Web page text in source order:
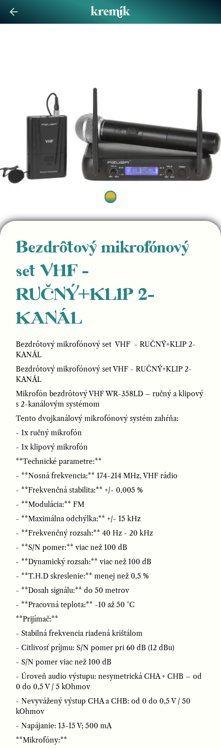
Bezdrôtový mikrofónový
set VHF -
RUČNÝ+KLIP 2-
KANÁL
Bezdrôtový mikrofónový set VHF - RUČNÝ+KLIP 2-
KANÁL
Bezdrôtový mikrofónový set VHF - RUČNÝ+KLIP 2-
KANÁL
Mikrofón bezdrôtový VHF WR-358LD – ručný a klipový
s 2-kanálovým systémom
Tento dvojkanálový mikrofónový systém zahŕňa:
- 1x ručný mikrofón
- 1x klipový mikrofón
**Technické parametre:**
- **Nosná frekvencia:** 174-214 MHz, VHF rádio
- **Frekvenčná stabilita:** +/- 0,005 %
- **Modulácia:** FM
- **Maximálna odchýlka:** +/- 15 kHz
- **Frekvenčný rozsah:** 40 Hz - 20 kHz
- **S/N pomer:** viac než 100 dB
- **Dynamický rozsah:** viac než 100 dB
- **T.H.D skreslenie:** menej než 0,5 %
- **Dosah signálu:** do 50 metrov
- **Pracovná teplota:** -10 až 50 °C
**Prijímač:**
- Stabilná frekvencia riadená krištálom
- Citlivosť príjmu: S/N pomer pri 60 dB (12 dBu)
- S/N pomer viac než 100 dB
- Úroveň audio výstupu: nesymetrická CHA + CHB – od
0 do 0,5 V / 5 kOhmov
- Nevyvážený výstup CHA a CHB: od 0 do 0,5 V / 50
kOhmov
- Napájanie: 13-15 V; 500 mA
**Mikrofóny:**